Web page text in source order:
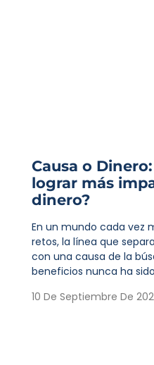
Causa o
lograr más
dinero?
En un mundo cada vez
retos, la línea que
con una causa de la
beneficios nunca ha
10 De Septiembre De